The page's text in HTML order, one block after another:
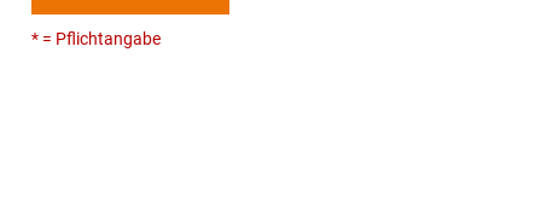
* = Pflichtangabe